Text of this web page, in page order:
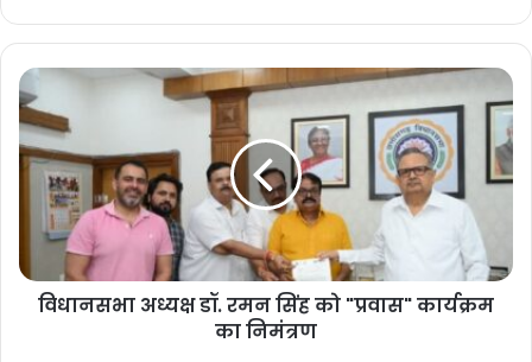
विधानसभा अध्यक्ष डॉ. रमन सिंह को "प्रवास" कार्यक्रम
का निमंत्रण